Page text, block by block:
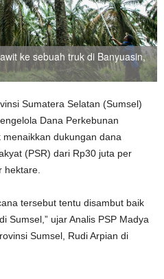
ke sebuah truk di Banyuasin,
Sumatera Selatan (Sumsel)
Dana Perkebunan
menaikkan dukungan dana
(PSR) dari Rp30 juta per
hektare.
tersebut tentu disambut baik
Sumsel,” ujar Analis PSP Madya
Sumsel, Rudi Arpian di